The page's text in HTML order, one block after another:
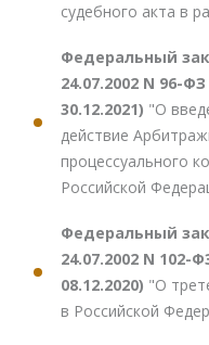
судебного акта в
Федеральный
24.07.2002 N 96-
30.12.2021) "О
действие
процессуального
Российской
Федеральный
24.07.2002 N 102-
08.12.2020) "О
в Российской